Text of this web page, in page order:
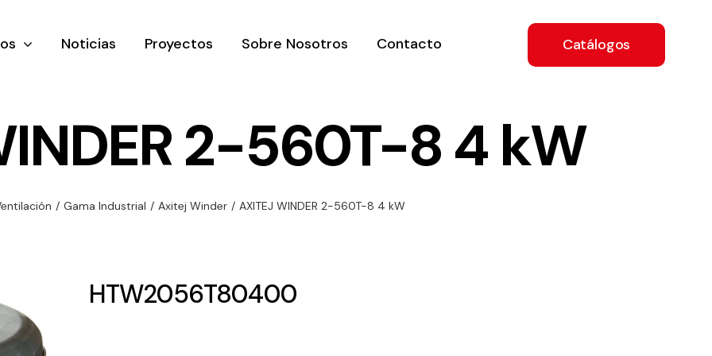
y
de
y
Ventilación
ventilación
Iluminación
soluciones
solares para
Noticias Proyectos Sobre Nosotros Contacto Catálogos
2-560T-8 4 kW
/ Gama Industrial / Axitej Winder / AXITEJ WINDER 2-560T-8 4 kW
HTW2056T80400